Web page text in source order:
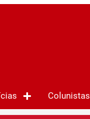
Colunistas